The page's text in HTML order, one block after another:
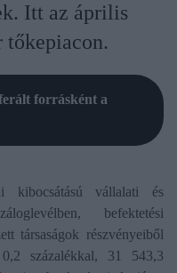
Itt az április
tőkepiacon.
forrásként a
kibocsátású vállalati és
befektetési
társaságok részvényeiből
százalékkal, 31 543,3